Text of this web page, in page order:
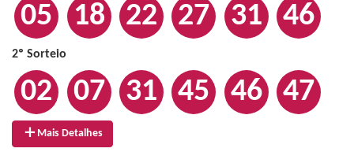
05 18 22 27 31 46
2º Sorteio
02 07 31 45 46 47
Mais Detalhes